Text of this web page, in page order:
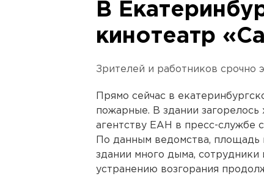
В
кинотеатр
Зрителей и работников срочно
Прямо сейчас в
пожарные. В здании
агентству ЕАН в пресс-службе
По данным ведомства, площадь
здании много дыма, сотрудники
устранению возгорания